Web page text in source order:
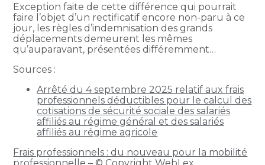
Exception faite de cette différence qui pourrait
faire l’objet d’un rectificatif encore non-paru à ce
jour, les règles d’indemnisation des grands
déplacements demeurent les mêmes
qu’auparavant, présentées différemment…
Sources :
Arrêté du 4 septembre 2025 relatif aux frais
professionnels déductibles pour le calcul des
cotisations de sécurité sociale des salariés
affiliés au régime général et des salariés
affiliés au régime agricole
Frais professionnels : du nouveau pour la mobilité
professionnelle – © Copyright WebLex